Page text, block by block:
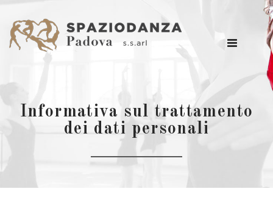
Informativa sul trattamento
dei dati personali